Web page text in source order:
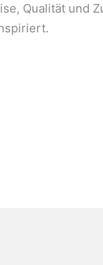
Qualität und